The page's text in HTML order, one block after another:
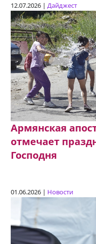
12.07.2026 |Дайджест
Армянская
отмечает
Господня
01.06.2026 | Новости